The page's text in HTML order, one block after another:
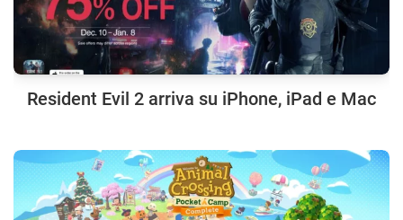
Resident Evil 2 arriva su iPhone, iPad e Mac